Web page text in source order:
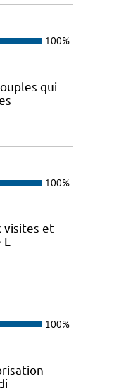
100%
qui
100%
visites et
100%